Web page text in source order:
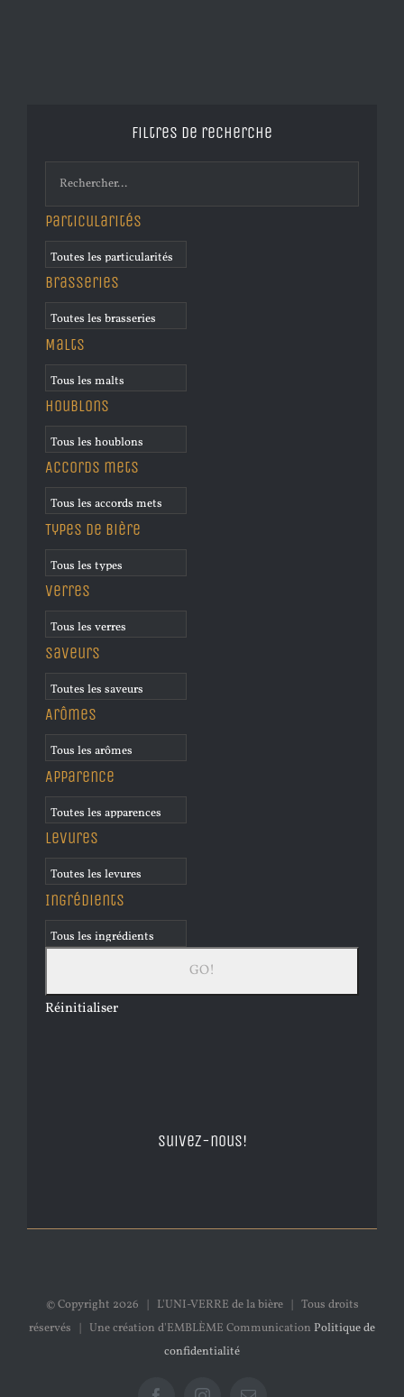
Filtres de recherche
Particularités
Brasseries
Malts
Houblons
Accords mets
Types de bière
Verres
Saveurs
Arômes
Apparence
Levures
Ingrédients
Réinitialiser
Suivez-nous!
© Copyright 2026 | L'UNI-VERRE de la bière | Tous droits
réservés | Une création d'EMBLÈME Communication Politique de
confidentialité